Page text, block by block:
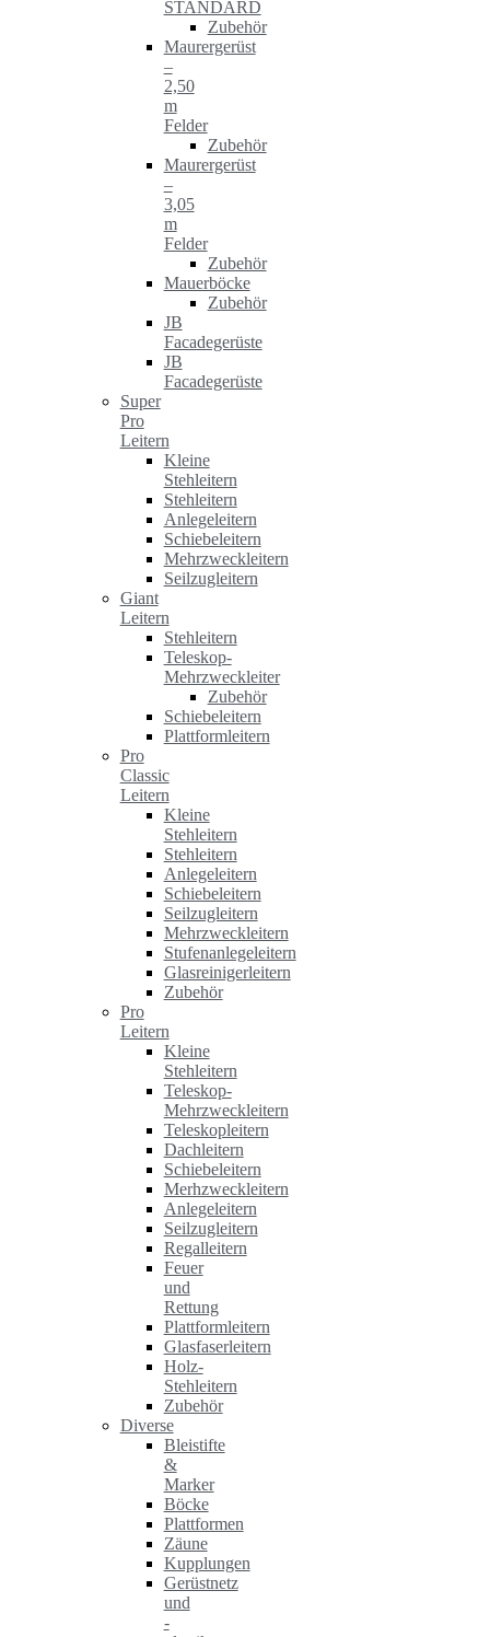
STANDARD
Zubehör
Maurergerüst
–
2,50
m
Felder
Zubehör
Maurergerüst
–
3,05
m
Felder
Zubehör
Mauerböcke
Zubehör
JB
Facadegerüste
JB
Facadegerüste
Super
Pro
Leitern
Kleine
Stehleitern
Stehleitern
Anlegeleitern
Schiebeleitern
Mehrzweckleitern
Seilzugleitern
Giant
Leitern
Stehleitern
Teleskop-
Mehrzweckleiter
Zubehör
Schiebeleitern
Plattformleitern
Pro
Classic
Leitern
Kleine
Stehleitern
Stehleitern
Anlegeleitern
Schiebeleitern
Seilzugleitern
Mehrzweckleitern
Stufenanlegeleitern
Glasreinigerleitern
Zubehör
Pro
Leitern
Kleine
Stehleitern
Teleskop-
Mehrzweckleitern
Teleskopleitern
Dachleitern
Schiebeleitern
Merhzweckleitern
Anlegeleitern
Seilzugleitern
Regalleitern
Feuer
und
Rettung
Plattformleitern
Glasfaserleitern
Holz-
Stehleitern
Zubehör
Diverse
Bleistifte
&
Marker
Böcke
Plattformen
Zäune
Kupplungen
Gerüstnetz
und
-